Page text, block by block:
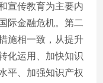
宣传教育为主要内
际金融危机。第二
施相一致，从提升
化运用、加快知识
平、加强知识产权